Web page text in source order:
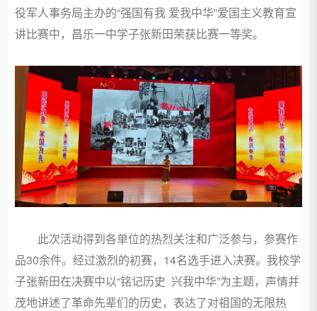
役军人事务局主办的“强国有我 爱我中华”爱国主义教育宣
讲比赛中，昌乐一中学子张新田荣获比赛一等奖。
此次活动得到各单位的热烈关注和广泛参与，参赛作
品30余件。经过激烈的初赛，14名选手进入决赛。我校学
子张新田在决赛中以“铭记历史 兴我中华”为主题，声情并
茂地讲述了革命先辈们的历史，表达了对祖国的无限热